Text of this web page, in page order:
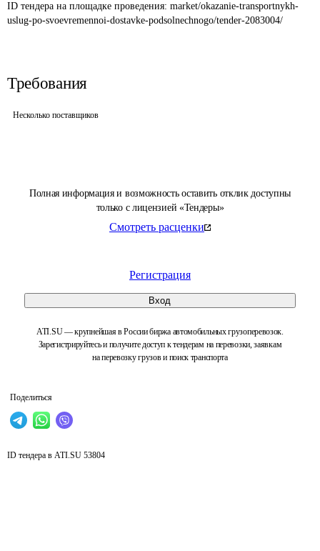
Полная информация и возможность оставить отклик доступны
только с лицензией «Тендеры»
Смотреть расценки
Регистрация
Вход
ATI.SU — крупнейшая в России биржа автомобильных грузоперевозок.
Зарегистрируйтесь и получите доступ к тендерам на перевозки, заявкам
на перевозку грузов и поиск транспорта
Поделиться
ID тендера на площадке проведения: market/okazanie-transportnykh-
uslug-po-svoevremennoi-dostavke-podsolnechnogo/tender-2083004/
Требования
Несколько поставщиков
ID тендера в ATI.SU 53804